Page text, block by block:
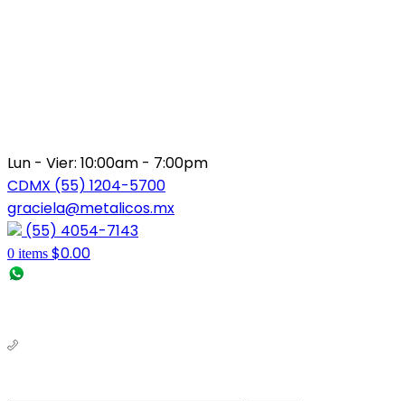
Lun - Vier: 10:00am - 7:00pm
CDMX (55) 1204-5700
graciela@metalicos.mx
(55) 4054-7143
0 items $0.00